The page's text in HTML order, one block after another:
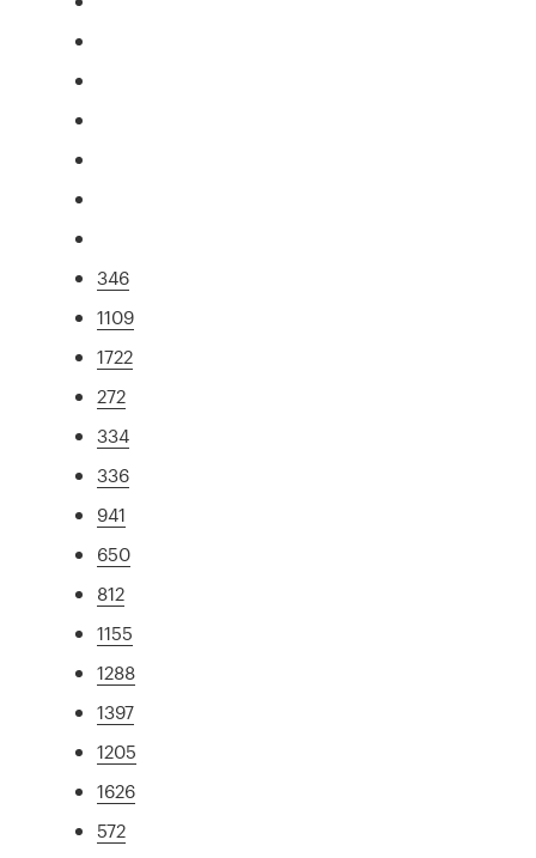
346
1109
1722
272
334
336
941
650
812
1155
1288
1397
1205
1626
572